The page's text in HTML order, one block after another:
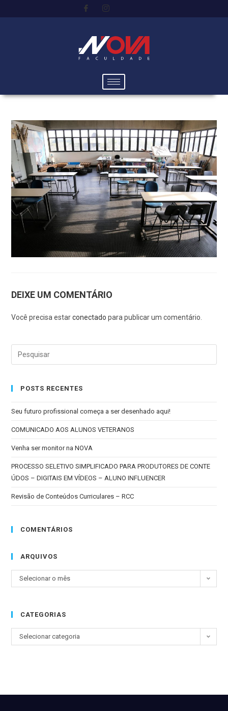
DEIXE UM COMENTÁRIO
Você precisa estarconectado para publicar um comentário.
POSTS RECENTES
Seu futuro profissional começa a ser desenhado aqui!
COMUNICADO AOS ALUNOS VETERANOS
Venha ser monitor na NOVA
PROCESSO SELETIVO SIMPLIFICADO PARA PRODUTORES DE CONTE
ÚDOS – DIGITAIS EM VÍDEOS – ALUNO INFLUENCER
Revisão de Conteúdos Curriculares – RCC
COMENTÁRIOS
ARQUIVOS
Selecionar o mês
CATEGORIAS
Selecionar categoria